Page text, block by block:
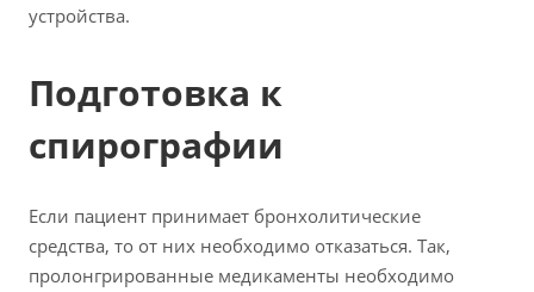
устройства.
Подготовка к
спирографии
Если пациент принимает бронхолитические
средства, то от них необходимо отказаться. Так,
пролонгрированные медикаменты необходимо